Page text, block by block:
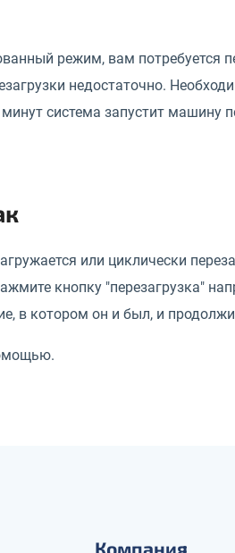
режим, вам потребуется
недостаточно.
система запустит машину
или циклически
кнопку "перезагрузка"
в котором он и был, и
Компания